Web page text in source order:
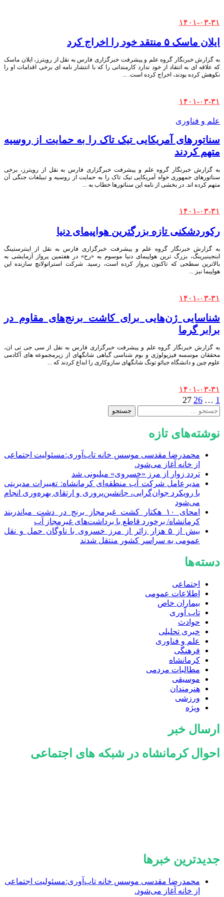
by
۱۴۰۱-۰۳-۳۱
ایلان ماسک ۵ منتقد خود را اخراج کرد
به گزارش خبرنگار گروه علم و پیشرفت خبرگزاری فارس به نقل از رویترز، ایلان ماسک
که علاقه ای به انتقاد از خود ندارد کارمندانی را که با انتشار نامه ای برخی اقدامات او را
نکوهش کرده بودند، اخراج کرده است. ...
by
۱۴۰۱-۰۳-۳۱
علم و فناوری
سناتورهای آمریکایی تیک تاک را به حمایت از روسیه
متهم کردند
به گزارش خبرنگار گروه علم و پیشرفت خبرگزاری فارس به نقل از رویترز، برخی
سناتورهای جمهوری خواه آمریکایی تیک تاک را به حمایت از روسیه و تبیلغات جنگی آن
متهم کرده اند. در بخشی از نامه این سناتورها خطاب به
by
۱۴۰۱-۰۳-۳۱
رکوردشکنی تازه بزرگترین هواپیمای دنیا
به گزارش خبرنگار گروه علم و پیشرفت خبرگزاری فارس به نقل از اینترستینگ
اینجینیرینگ، بزرگ ترین هواپیمای دنیا موسوم به «رخ» در هفتمین پرواز آزمایشی به
بالاترین سطحی که تاکنون پرواز کرده است، رسید. شرکت استراتولانچ سازنده این
هواپیما نیز ...
by
۱۴۰۱-۰۳-۳۱
شناسایی ژن‌هایی برای کاشت برنج‌های مقاوم‌ در
برابر گرما
به گزارش خبرنگار گروه علم و پیشرفت خبرگزاری فارس به نقل از سی جی تی ان،
محققان موسسه فیزیولوژی و بوم شناسی گیاهی شانگهای از زیرمجموعه های آکادمی
علوم چین و دانشگاه جیائو تونگ شانگهای سازوکاری را ابداع کردند که ...
by
۱۴۰۱-۰۳-۳۱
1
…
26
27
جستجو
برای:
نوشته‌های تازه
محمدرضا مقدسی موسس خانه تاب‌آوری:مسئولیت اجتماعی
از خانه آغاز می‌شود.
تردد زوار از مرز «خسروی» میلیونی شد
مدیرعامل شرکت آب منطقه‌ای کرمانشاه: تغییرات مدیریتی
با رویکرد جوان‌گرایی، جانشین‌پروری و ارتقای بهره‌وری انجام
می‌شود
امحای ۱۰ هکتار کشت غیرمجاز برنج در دشت میاندربند
کرمانشاه/ برخورد قاطع با برداشت‌های غیرمجاز آب
بیش از ۵ هزار زائر از مرز خسروی با ناوگان حمل‌ و نقل
عمومی به سراسر کشور منتقل شدند
دسته‌ها
اجتماعی
اطلاعات عمومی
بیماران خاص
تاب آوری
حوادث
خبری تحلیلی
علم و فناوری
فرهنگی
کرمانشاه
مطالبات مردمی
موسیقی
هنرمندان
ورزشی
ویژه
ارسال خبر
احوال کرمانشاه در شبکه های اجتماعی
جدیدترین خبرها
محمدرضا مقدسی موسس خانه تاب‌آوری:مسئولیت اجتماعی
از خانه آغاز می‌شود.